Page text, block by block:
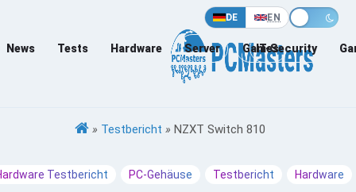
DE EN
News Tests Hardware Server Games
IT-Security
» Testbericht » NZXT Switch 810
Testbericht PC-Gehäuse Testbericht Hardware